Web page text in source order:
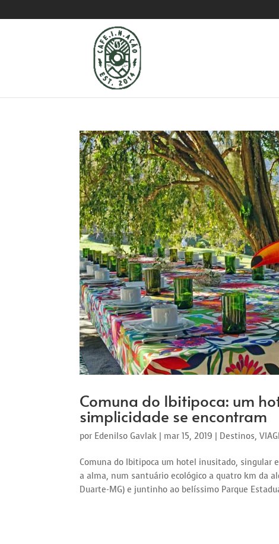
Comuna do Ibitipoca: um
simplicidade se encontram
por Edenilso Gavlak | mar 15, 2019 | Destinos,
Comuna do Ibitipoca um hotel inusitado, singular
a alma, num santuário ecológico a quatro km da
Duarte-MG) e juntinho ao belíssimo Parque